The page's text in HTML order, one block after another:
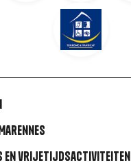
en vrijetijdsactiviteiten